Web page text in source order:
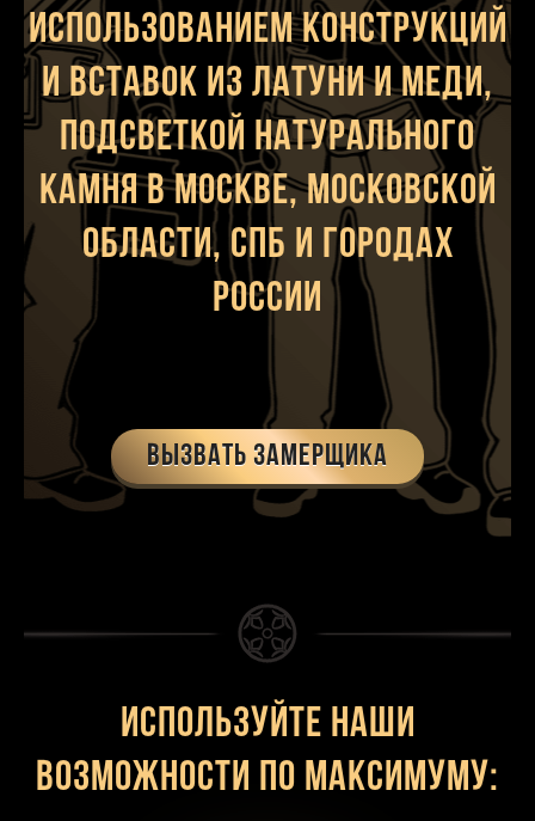
использованием конструкций
и вставок из латуни и меди,
подсветкой натурального
камня в Москве, Московской
области, Спб и городах
России
Вызвать замерщика
Используйте наши
возможности по максимуму: